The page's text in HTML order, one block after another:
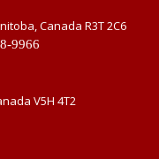
Canada R3T 2C6
9966
V5H 4T2